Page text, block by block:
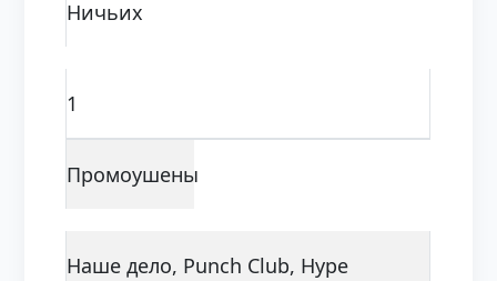
Ничьих
1
Промоушены
Наше дело, Punch Club, Hype